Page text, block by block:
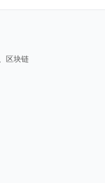
区块链